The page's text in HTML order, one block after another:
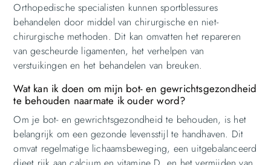
Orthopedische specialisten kunnen sportblessures
behandelen door middel van chirurgische en niet-
chirurgische methoden. Dit kan omvatten het repareren
van gescheurde ligamenten, het verhelpen van
verstuikingen en het behandelen van breuken.
Wat kan ik doen om mijn bot- en gewrichtsgezondheid
te behouden naarmate ik ouder word?
Om je bot- en gewrichtsgezondheid te behouden, is het
belangrijk om een gezonde levensstijl te handhaven. Dit
omvat regelmatige lichaamsbeweging, een uitgebalanceerd